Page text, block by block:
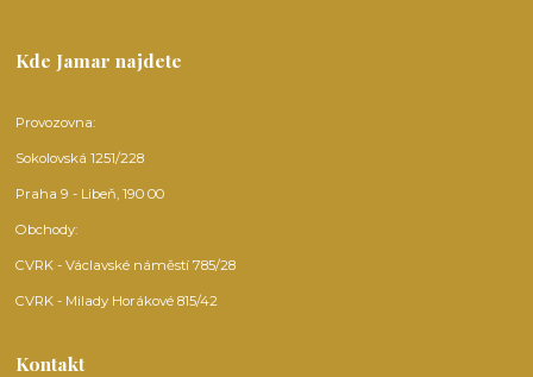
Kde Jamar najdete
Provozovna:
Sokolovská 1251/228
Praha 9 - Libeň, 190 00
Obchody:
CVRK - Václavské náměstí 785/28
CVRK - Milady Horákové 815/42
Kontakt